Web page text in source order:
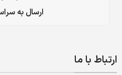
ارسال به
ارتباط با ما